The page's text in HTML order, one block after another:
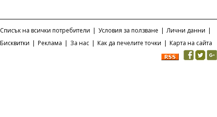
Списък на всички потребители | Условия за ползване | Лични данни |
Бисквитки | Реклама | За нас | Как да печелите точки | Карта на сайта